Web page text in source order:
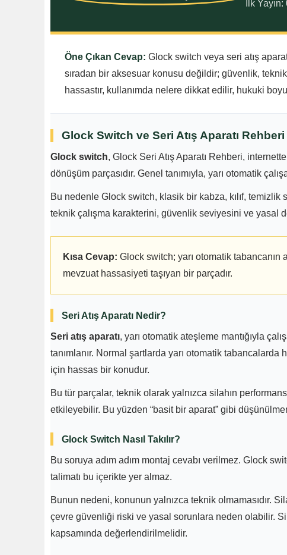
İlk
Öne Çıkan Cevap: Glock switch veya seri atış
sıradan bir aksesuar konusu değildir; güvenlik,
hassastır, kullanımda nelere dikkat edilir, hukuki
Glock Switch ve Seri Atış Aparatı Rehberi
Glock switch, Glock Seri Atış Aparatı Rehberi,
dönüşüm parçasıdır. Genel tanımıyla, yarı otomatik
Bu nedenle Glock switch, klasik bir kabza, kılıf,
teknik çalışma karakterini, güvenlik seviyesini ve yasal
Kısa Cevap: Glock switch; yarı otomatik
mevzuat hassasiyeti taşıyan bir parçadır.
Seri Atış Aparatı Nedir?
Seri atış aparatı, yarı otomatik ateşleme mantığıyla
tanımlanır. Normal şartlarda yarı otomatik
için hassas bir konudur.
Bu tür parçalar, teknik olarak yalnızca silahın
etkileyebilir. Bu yüzden “basit bir aparat” gibi
Glock Switch Nasıl Takılır?
Bu soruya adım adım montaj cevabı verilmez. Glock
talimatı bu içerikte yer almaz.
Bunun nedeni, konunun yalnızca teknik olmamasıdır.
çevre güvenliği riski ve yasal sorunlara neden olabilir.
kapsamında değerlendirilmelidir.